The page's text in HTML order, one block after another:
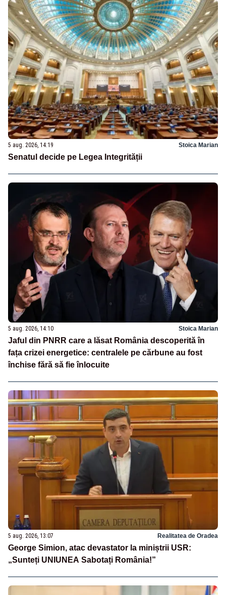
5 aug. 2026, 14:19 Stoica Marian
Senatul decide pe Legea Integrității
5 aug. 2026, 14:10 Stoica Marian
Jaful din PNRR care a lăsat România descoperită în
fața crizei energetice: centralele pe cărbune au fost
închise fără să fie înlocuite
5 aug. 2026, 13:07 Realitatea de Oradea
George Simion, atac devastator la miniștrii USR:
„Sunteți UNIUNEA Sabotați România!”